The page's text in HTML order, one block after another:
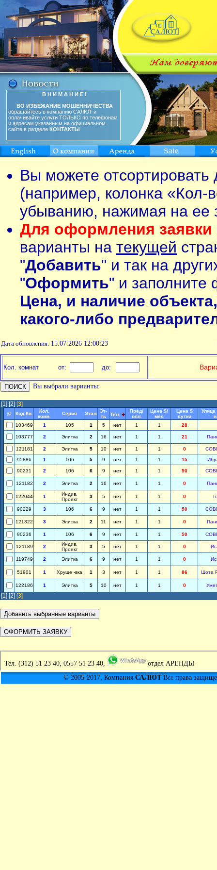
В Н И М А Н И Е !
ВО ИЗБЕЖАНИЕ МОШЕННИЧЕСТВА
обращайтесь в компанию САЛЮТ и
оплачивайте услуги ТОЛЬКО по телефонам
и адресам указанным на официальном
сайте в разделе КОНТАКТЫ
Вы можете
(например, колонка «Кол-
убыванию, нажимая на ее
Для оформления заявки
варианты на текущей
"Добавить" и так на
"Оформить" и заполните
Цена, и наличие
какого-либо
Дата обновления: 15.07.2026 12:00:23
Кол. комнат от: до:
Вы выбрали варианты:
[1] [2] [3]
@ Код Кв.
Кол.
комн.
Серия Этаж Эт-
ть
Тел.
Пред/
опл.
Цена $/
мес
Цена $
сутки
Улица
103469
1 105 1 5 нет 1 1 28
103777 2 Элитка 2 16 нет 1 1 21
121181 2 Элитка 5 10 нет 1 1 0
95886
1 106 5 9 нет 1 1 15
90231 2 106 6 9 нет 1 1 50
121182 2 Элитка 2 16 нет 1 1 0
122044 1
Индив.
Проект
3 5 нет 1 1 0
90229 3 106 6 9 нет 1 1 50
121322 3 Элитка 2 11 нет 1 1 0
90236 1 106 6 9 нет 1 1 50
121189 2
Индив.
Проект
3 5 нет 1 1 0
119749 2 Элитка 6 9 нет 1 1 0
51901 1 Хруще -вка 1 3 нет 1 1 86 Шота
122186 1 Элитка 5 10 нет 1 1 0
[1] [2] [3]
Тел. (312) 51 23 40, 0557 51 23 40,
отдел АРЕНДЫ
© 2005-2017, Компания САЛЮТВсе права